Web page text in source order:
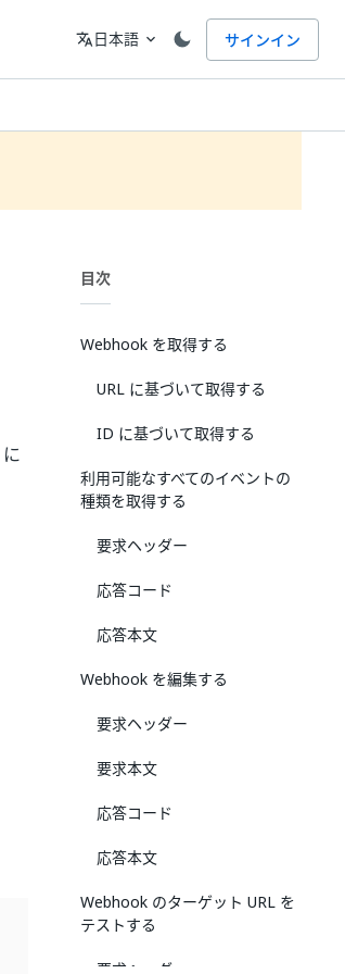
言語
translate日本語 expand_more サインイン
に
目次
Webhook を取得する
URL に基づいて取得する
ID に基づいて取得する
利用可能なすべてのイベントの
種類を取得する
要求ヘッダー
応答コード
応答本文
Webhook を編集する
要求ヘッダー
要求本文
応答コード
応答本文
Webhook のターゲット URL を
テストする
要求ヘッダー